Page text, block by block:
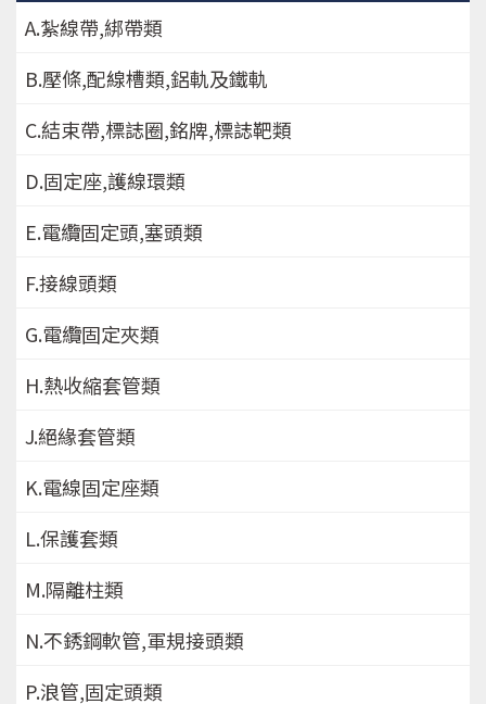
A.紮線帶,綁帶類
B.壓條,配線槽類,鋁軌及鐵軌
C.結束帶,標誌圈,銘牌,標誌靶類
D.固定座,護線環類
E.電纜固定頭,塞頭類
F.接線頭類
G.電纜固定夾類
H.熱收縮套管類
J.絕緣套管類
K.電線固定座類
L.保護套類
M.隔離柱類
N.不銹鋼軟管,軍規接頭類
P.浪管,固定頭類